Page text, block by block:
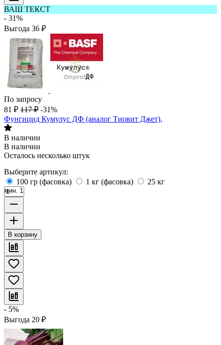
ВАШ ТЕКСТ
- 31%
Выгода 36 ₽
По запросу
81 ₽ 117 ₽ -31%
Фунгицид Кумулус ДФ (аналог Тиовит Джет),
В наличии
В наличии
Осталось несколько штук
Выберите артикул:
100 гр (фасовка)
1 кг (фасовка) 25 кг
мин. 1
В корзину
- 5%
Выгода 20 ₽